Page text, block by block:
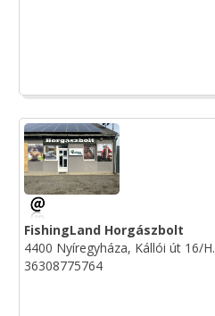
FishingLand Horgászbolt
4400 Nyíregyháza, Kállói út 16/H.
36308775764